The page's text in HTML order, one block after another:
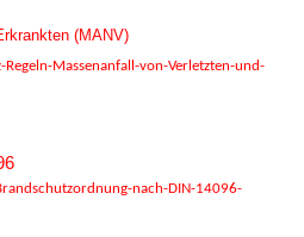
(MANV)
Massenanfall-von-Verletzten-und-
nach-DIN-14096-